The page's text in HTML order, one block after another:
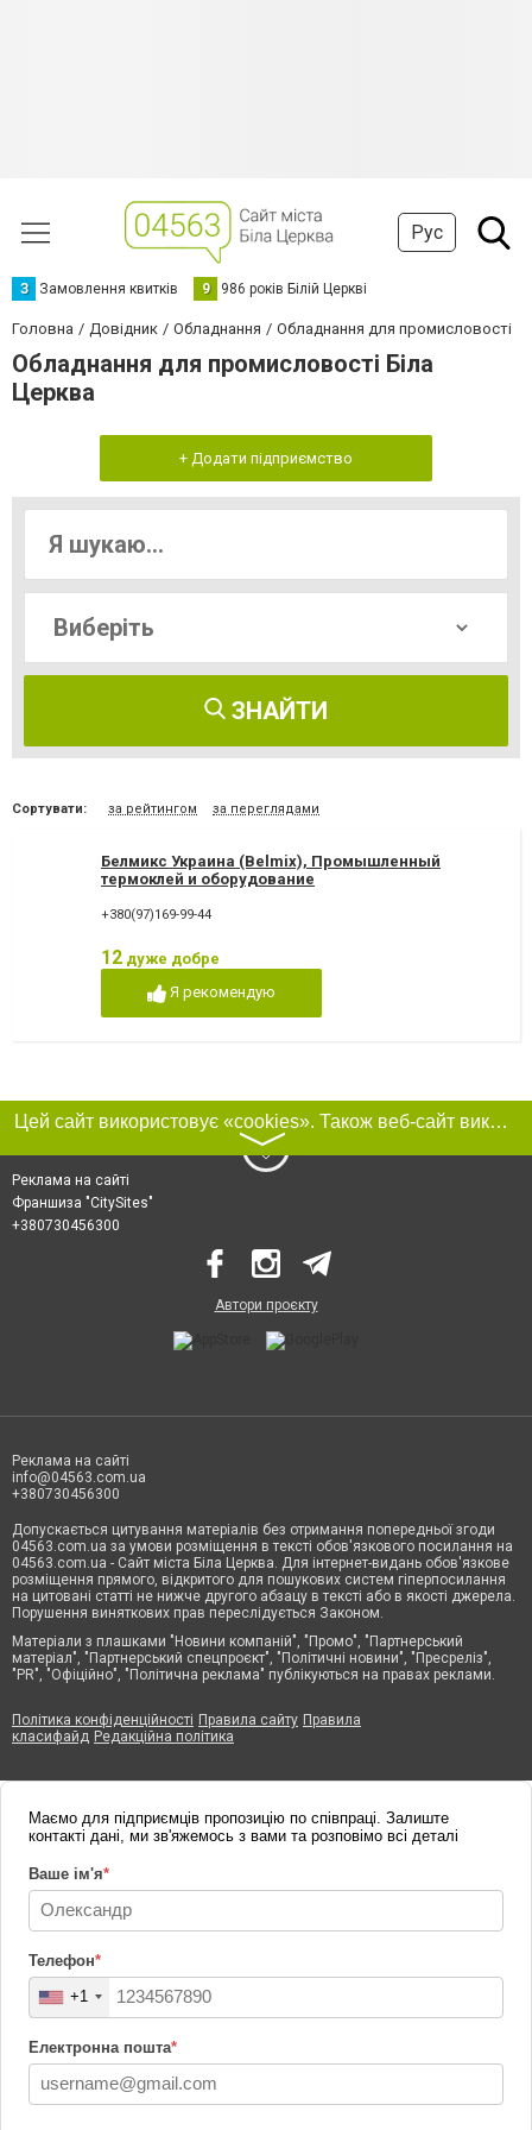
Рус
З Замовлення квитків 9 986 років Білій Церкві
Головна Довідник Обладнання Обладнання для промисловості
Обладнання для промисловості Біла
Церква
+ Додати підприємство
ЗНАЙТИ
Сортувати: за рейтингом за переглядами
Белмикс Украина (Belmix), Промышленный
термоклей и оборудование
+380(97)169-99-44
12 дуже добре
Я рекомендую
Цей сайт використовує «cookies». Також веб-сайт використовує інтернет-сервіс для збору технічних даних стосовно відвідувачів з метою отримання маркетингової та статистичної інформації. Умови обробки даних відвідувачів сайту див.
〉
Реклама на сайті
Франшиза "CitySites"
+380730456300
Автори проєкту
Реклама на сайті
info@04563.com.ua
+380730456300
Допускається цитування матеріалів без отримання попередньої згоди
04563.com.ua за умови розміщення в тексті обов'язкового посилання на
04563.com.ua - Сайт міста Біла Церква. Для інтернет-видань обов'язкове
розміщення прямого, відкритого для пошукових систем гіперпосилання
на цитовані статті не нижче другого абзацу в тексті або в якості джерела.
Порушення виняткових прав переслідується Законом.
Матеріали з плашками "Новини компаній", "Промо", "Партнерський
матеріал", "Партнерський спецпроєкт", "Політичні новини", "Пресреліз",
"PR", "Офіційно", "Політична реклама" публікуються на правах реклами.
Політика конфіденційності Правила сайту Правила
класифайд Редакційна політика
Маємо для підприємців пропозицію по співпраці. Залиште
контакті дані, ми зв'яжемось з вами та розповімо всі деталі
Ваше ім'я*
Телефон*
+1
Електронна пошта*